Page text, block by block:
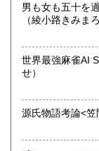
男も女も五十を
（綾小路きみま
世界最強麻雀AI
せ）